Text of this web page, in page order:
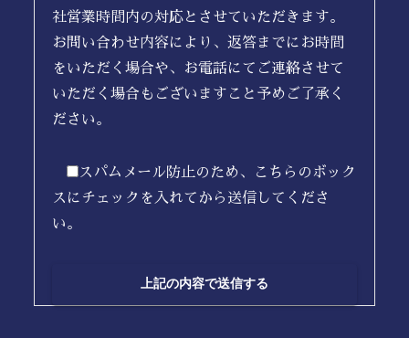
社営業時間内の対応とさせていただきます。
お問い合わせ内容により、返答までにお時間
をいただく場合や、お電話にてご連絡させて
いただく場合もございますこと予めご了承く
ださい。
スパムメール防止のため、こちらのボック
スにチェックを入れてから送信してくださ
い。